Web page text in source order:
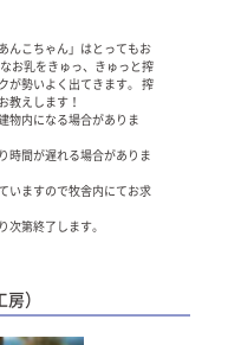
んこちゃん」はとってもお
お乳をきゅっ、きゅっと搾
が勢いよく出てきます。 搾
教えします！
物内になる場合がありま
時間が遅れる場合がありま
いますので牧舎内にてお求
第終了します。
）